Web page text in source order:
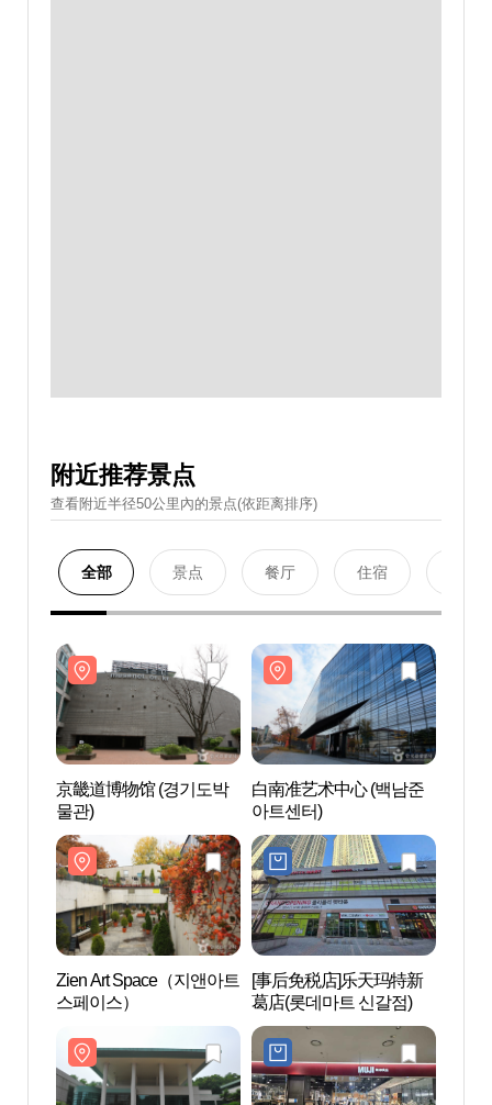
附近推荐景点
查看附近半径50公里內的景点(依距离排序)
全部 景点 餐厅 住宿
京畿道博物馆 (경기도박
물관)
白南准艺术中心 (백남준
아트센터)
Zien Art Space（지앤아트
스페이스）
[事后免税店]乐天玛特新
葛店(롯데마트 신갈점)